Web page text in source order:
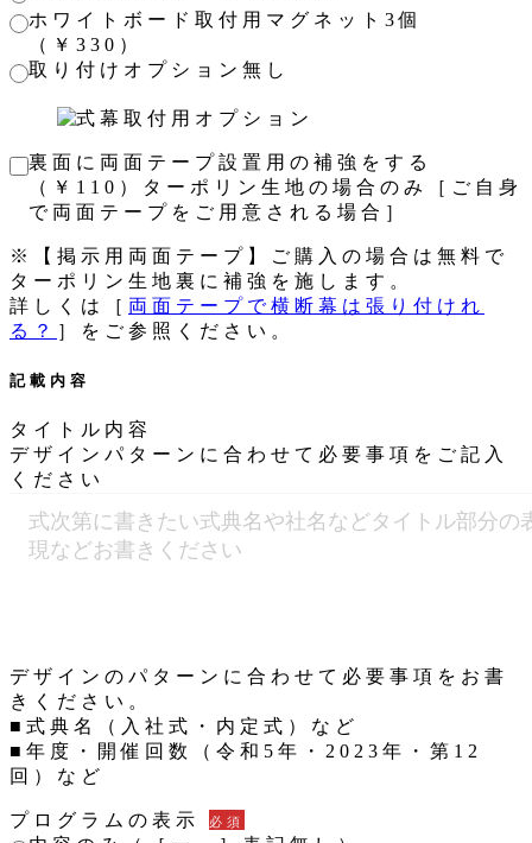
ホワイトボード取付用マグネット3個
（￥330）
取り付けオプション無し
裏面に両面テープ設置用の補強をする
（￥110）ターポリン生地の場合のみ［ご自身
で両面テープをご用意される場合］
※【掲示用両面テープ】ご購入の場合は無料で
ターポリン生地裏に補強を施します。
詳しくは［ 両面テープで横断幕は張り付けれ
る？ ］をご参照ください。
記載内容
タイトル内容
デザインパターンに合わせて必要事項をご記入
ください
デザインのパターンに合わせて必要事項をお書
きください。
■式典名（入社式・内定式）など
■年度・開催回数（令和5年・2023年・第12
回）など
プログラムの表示 必須